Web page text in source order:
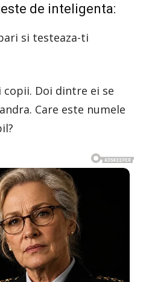
de inteligenta:
si testeaza-ti
copii. Doi dintre ei se
Care este numele